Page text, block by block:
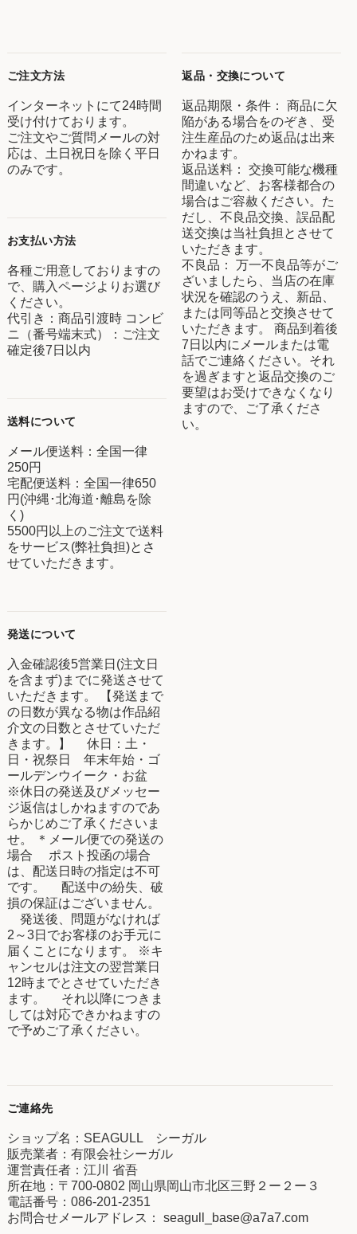
ご注文方法
インターネットにて24時間
受け付けております。
ご注文やご質問メールの対
応は、土日祝日を除く平日
のみです。
お支払い方法
各種ご用意しておりますの
で、購入ページよりお選び
ください。
代引き：商品引渡時 コンビ
ニ（番号端末式）：ご注文
確定後7日以内
送料について
メール便送料：全国一律
250円
宅配便送料：全国一律650
円(沖縄･北海道･離島を除
く)
5500円以上のご注文で送料
をサービス(弊社負担)とさ
せていただきます。
発送について
入金確認後5営業日(注文日
を含まず)までに発送させて
いただきます。 【発送まで
の日数が異なる物は作品紹
介文の日数とさせていただ
きます。】 休日：土・
日・祝祭日 年末年始・ゴ
ールデンウイーク・お盆
※休日の発送及びメッセー
ジ返信はしかねますのであ
らかじめご了承くださいま
せ。 ＊メール便での発送の
場合 ポスト投函の場合
は、配送日時の指定は不可
です。 配送中の紛失、破
損の保証はございません。
発送後、問題がなければ
2～3日でお客様のお手元に
届くことになります。 ※キ
ャンセルは注文の翌営業日
12時までとさせていただき
ます。 それ以降につきま
しては対応できかねますの
で予めご了承ください。
返品・交換について
返品期限・条件： 商品に欠
陥がある場合をのぞき、受
注生産品のため返品は出来
かねます。
返品送料： 交換可能な機種
間違いなど、お客様都合の
場合はご容赦ください。た
だし、不良品交換、誤品配
送交換は当社負担とさせて
いただきます。
不良品： 万一不良品等がご
ざいましたら、当店の在庫
状況を確認のうえ、新品、
または同等品と交換させて
いただきます。 商品到着後
7日以内にメールまたは電
話でご連絡ください。それ
を過ぎますと返品交換のご
要望はお受けできなくなり
ますので、ご了承くださ
い。
ご連絡先
ショップ名：SEAGULL シーガル
販売業者：有限会社シーガル
運営責任者：江川 省吾
所在地：〒700-0802 岡山県岡山市北区三野２ー２ー３
電話番号：086-201-2351
お問合せメールアドレス： seagull_base@a7a7.com